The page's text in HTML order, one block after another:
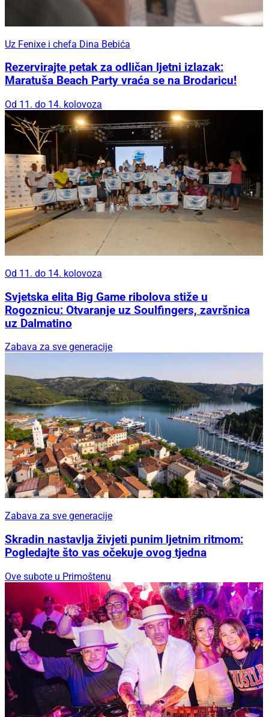
Uz Fenixe i chefa Dina Bebića
Rezervirajte petak za odličan ljetni izlazak:
Maratuša Beach Party vraća se na Brodaricu!
Od 11. do 14. kolovoza
Od 11. do 14. kolovoza
Svjetska elita Big Game ribolova stiže u
Rogoznicu: Otvaranje uz Soulfingers, završnica
uz Dalmatino
Zabava za sve generacije
Zabava za sve generacije
Skradin nastavlja živjeti punim ljetnim ritmom:
Pogledajte što vas očekuje ovog tjedna
Ove subote u Primoštenu